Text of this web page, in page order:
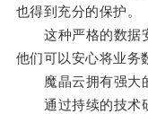
也得到充分的保护。
这种严格的数据安
他们可以安心将业务
魔晶云拥有强大的
通过持续的技术研